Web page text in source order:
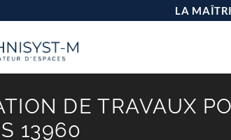
LA
DE TRAVAUX
13960